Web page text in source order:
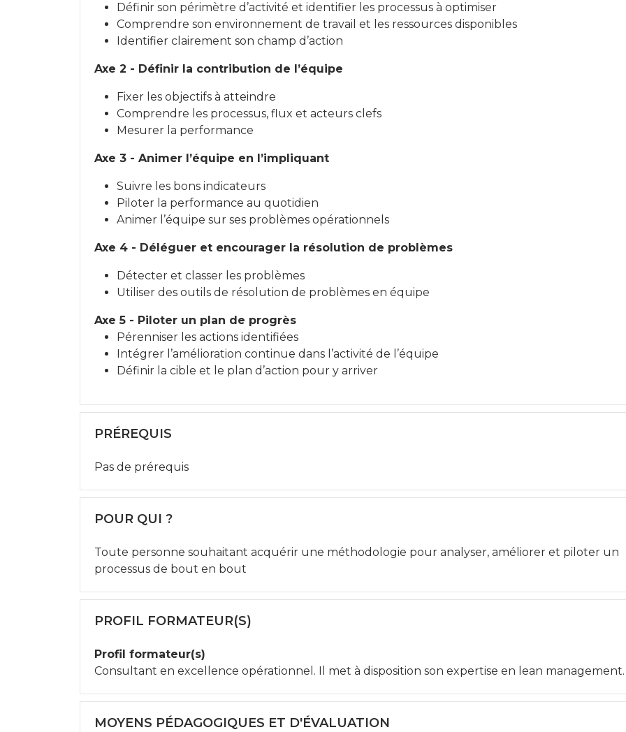
Définir son périmètre d’activité et identifier les processus à optimiser
Comprendre son environnement de travail et les ressources disponibles
Identifier clairement son champ d’action
Axe 2 - Définir la contribution de l’équipe
Fixer les objectifs à atteindre
Comprendre les processus, flux et acteurs clefs
Mesurer la performance
Axe 3 - Animer l’équipe en l’impliquant
Suivre les bons indicateurs
Piloter la performance au quotidien
Animer l’équipe sur ses problèmes opérationnels
Axe 4 - Déléguer et encourager la résolution de problèmes
Détecter et classer les problèmes
Utiliser des outils de résolution de problèmes en équipe
Axe 5 - Piloter un plan de progrès
Pérenniser les actions identifiées
Intégrer l’amélioration continue dans l’activité de l’équipe
Définir la cible et le plan d’action pour y arriver
PRÉREQUIS
Pas de prérequis
POUR QUI ?
Toute personne souhaitant acquérir une méthodologie pour analyser, améliorer et piloter un
processus de bout en bout
PROFIL FORMATEUR(S)
Profil formateur(s)
Consultant en excellence opérationnel. Il met à disposition son expertise en lean management.
MOYENS PÉDAGOGIQUES ET D'ÉVALUATION